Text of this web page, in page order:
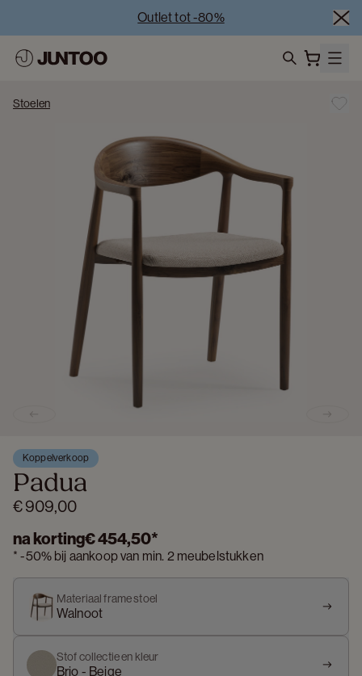
Outlet tot -80%
Uitverkoop van showroommodellen – Bezoek onze
showrooms
Koppelverkoop -50% bij aankoop van minstens 2
meubelstukken
Stoelen
Koppelverkoop
Padua
€ 909,00
na korting€ 454,50*
*-50% bij aankoop van min. 2 meubelstukken
Materiaal frame stoel
Walnoot
Stof collectie en kleur
Brio - Beige